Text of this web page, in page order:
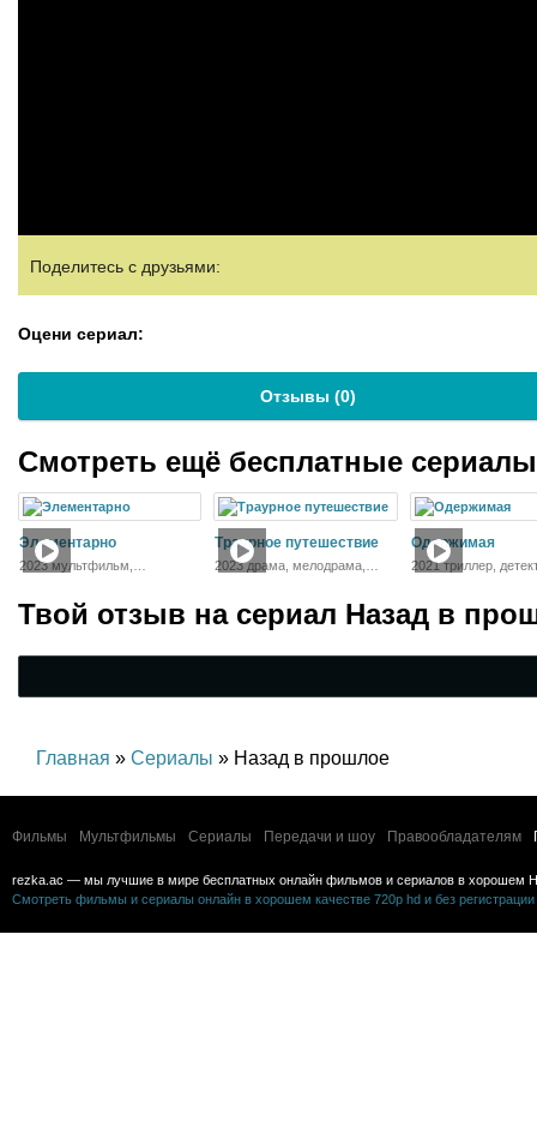
Поделитесь с друзьями:
Оцени сериал:
Отзывы (0)
Смотреть ещё бесплатные
Элементарно
2023 мультфильм,
семейный
Траурное путешествие
2023 драма, мелодрама,
Одержимая
2021 триллер,
Твой отзыв на сериал Назад в
Главная » Сериалы » Назад в прошлое
Фильмы Мультфильмы Сериалы Передачи и шоу Правообладателям
rezka.ac — мы лучшие в мире бесплатных онлайн фильмов и сериалов в хорошем
Смотреть фильмы и сериалы онлайн в хорошем качестве 720p hd и без